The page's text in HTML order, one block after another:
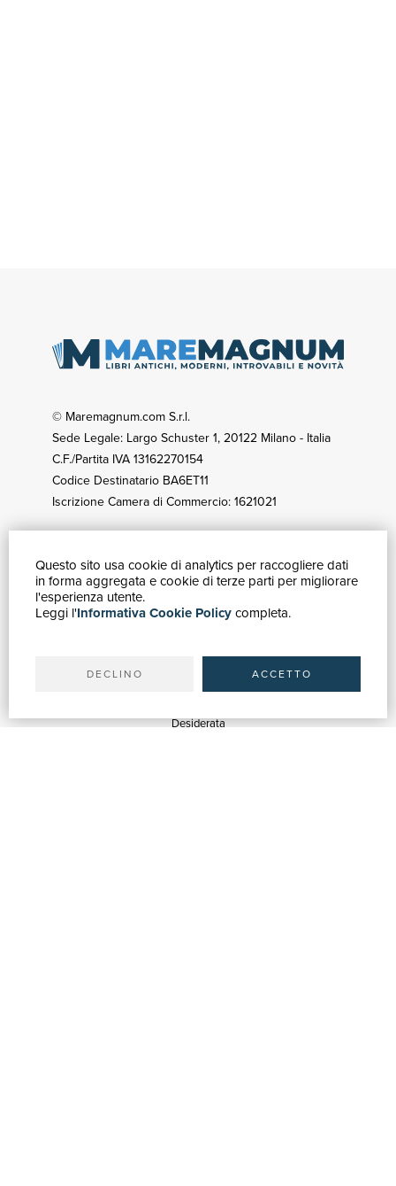
Questo sito usa cookie di analytics per raccogliere dati
in forma aggregata e cookie di terze parti per migliorare
l'esperienza utente.
Leggi l'Informativa Cookie Policycompleta.
DECLINO ACCETTO
© Maremagnum.com S.r.l.
Sede Legale: Largo Schuster 1, 20122 Milano - Italia
C.F./Partita IVA 13162270154
Codice Destinatario BA6ET11
Iscrizione Camera di Commercio: 1621021
GUIDA ACQUISTI
Ricerca avanzata
Spedizioni
Desiderata